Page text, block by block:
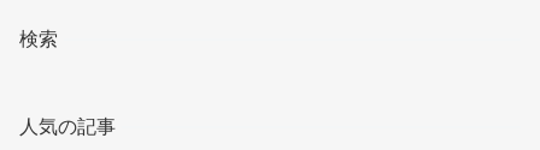
検索
人気の記事